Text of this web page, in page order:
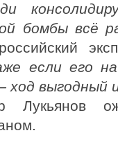
бомбы всё
если его
выгодный
Лукьянов